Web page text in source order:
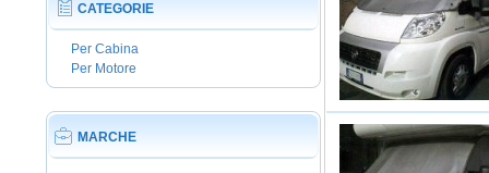
CATEGORIE
Per Cabina
Per Motore
MARCHE